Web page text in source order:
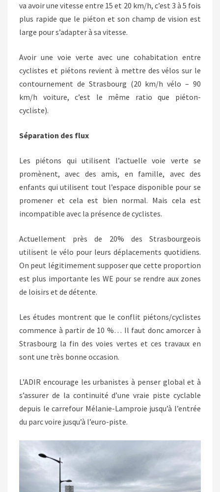
va avoir une vitesse entre 15 et 20 km/h, c’est 3 à 5 fois
plus rapide que le piéton et son champ de vision est
large pour s’adapter à sa vitesse.
Avoir une voie verte avec une cohabitation entre
cyclistes et piétons revient à mettre des vélos sur le
contournement de Strasbourg (20 km/h vélo – 90
km/h voiture, c’est le même ratio que piéton-
cycliste).
Séparation des flux
Les piétons qui utilisent l’actuelle voie verte se
promènent, avec des amis, en famille, avec des
enfants qui utilisent tout l’espace disponible pour se
promener et cela est bien normal. Mais cela est
incompatible avec la présence de cyclistes.
Actuellement près de 20% des Strasbourgeois
utilisent le vélo pour leurs déplacements quotidiens.
On peut légitimement supposer que cette proportion
est plus importante les WE pour se rendre aux zones
de loisirs et de détente.
Les études montrent que le conflit piétons/cyclistes
commence à partir de 10 %… Il faut donc amorcer à
Strasbourg la fin des voies vertes et ces travaux en
sont une très bonne occasion.
L’ADIR encourage les urbanistes à penser global et à
s’assurer de la continuité d’une vraie piste cyclable
depuis le carrefour Mélanie-Lamproie jusqu’à l’entrée
du parc voire jusqu’à l’euro-piste.